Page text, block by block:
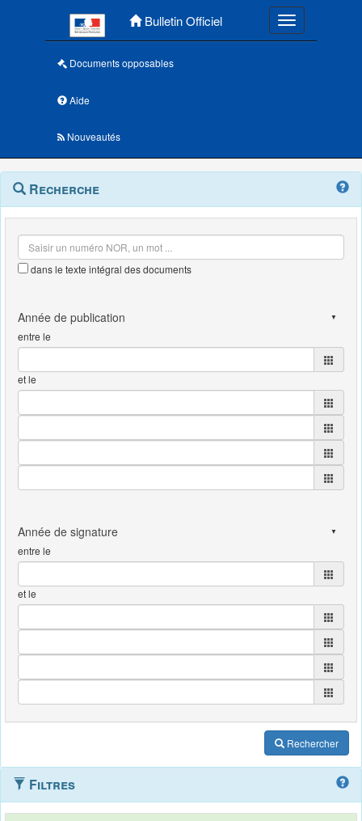
Bulletin Officiel Toggle
Documents opposables
Aide
Nouveautés
Navigation
outils
Menu
contextuel
Recherche
dans le texte intégral des documents
entre le
et le
entre le
et le
Rechercher
Filtres